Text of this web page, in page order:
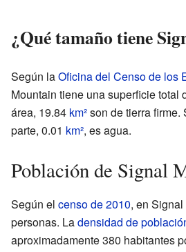
¿Qué tamaño tiene
Según laOficina del Censo de los
Mountain tiene una superficie total
área, 19.84 km²son de tierra
parte, 0.01 km², es agua.
Población de Signal
Según el censo de 2010, en
personas. Ladensidad de
aproximadamente 380 habitantes